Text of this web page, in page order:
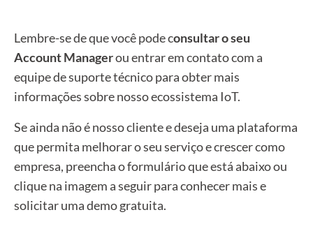
Lembre-se de que você pode consultar o seu
Account Managerou entrar em contato com a
equipe de suporte técnico para obter mais
informações sobre nosso ecossistema IoT.
Se ainda não é nosso cliente e deseja uma plataforma
que permita melhorar o seu serviço e crescer como
empresa, preencha o formulário que está abaixo ou
clique na imagem a seguir para conhecer mais e
solicitar uma demo gratuita.